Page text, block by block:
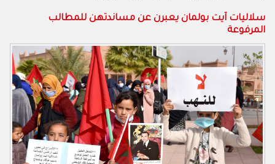
سلاليات آيت بولمان يعبرن عن مساندتهن للمطالب
المرفوعة